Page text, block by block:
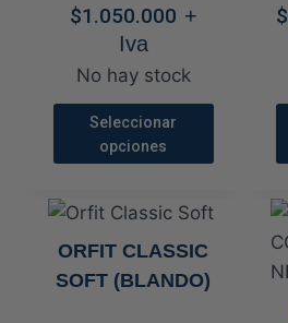
elegir
en
la
página
de
producto
$1.050.000 +
Iva
No hay stock
Seleccionar
opciones
producto
variantes.
$
ORFIT CLASSIC
SOFT (BLANDO)